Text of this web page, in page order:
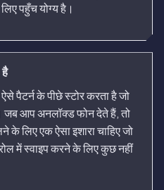
पहुँच योग्य है।
पैटर्न के पीछे स्टोर करता है जो
आप अनलॉक्ड फोन देते हैं, तो
के लिए एक ऐसा इशारा चाहिए जो
में स्वाइप करने के लिए कुछ नहीं